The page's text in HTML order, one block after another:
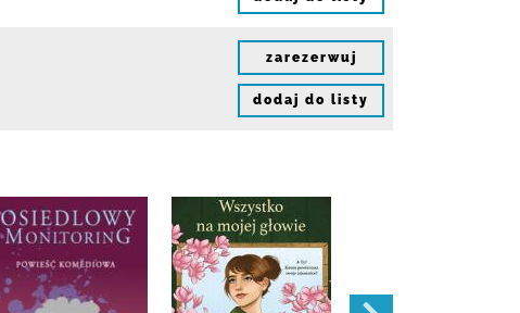
zarezerwuj
dodaj do listy